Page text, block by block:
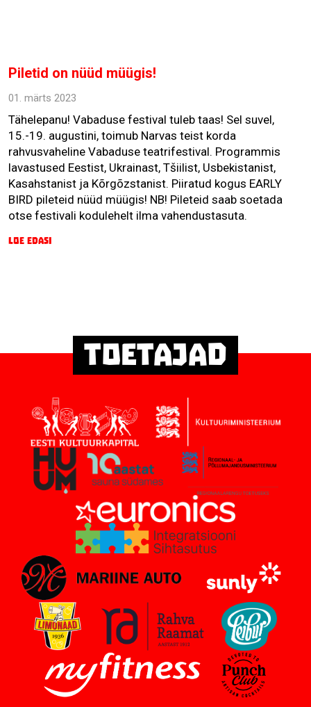
Piletid on nüüd müügis!
01. märts 2023
Tähelepanu! Vabaduse festival tuleb taas! Sel suvel,
15.-19. augustini, toimub Narvas teist korda
rahvusvaheline Vabaduse teatrifestival. Programmis
lavastused Eestist, Ukrainast, Tšiilist, Usbekistanist,
Kasahstanist ja Kõrgõzstanist. Piiratud kogus EARLY
BIRD pileteid nüüd müügis! NB! Pileteid saab soetada
otse festivali kodulehelt ilma vahendustasuta.
Loe edasi
Toetajad